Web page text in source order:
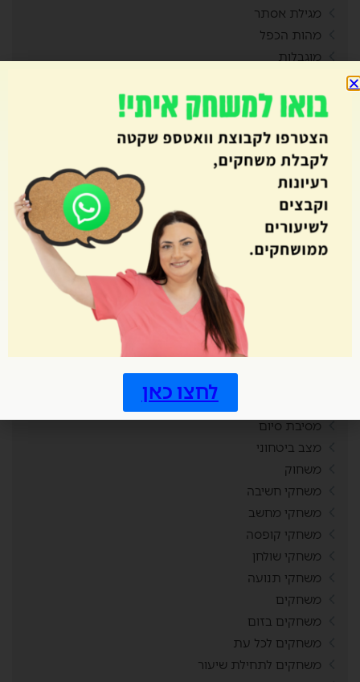
מגילת אסתר
מהות הכפל
מוגבלות
מחולל בינגו
מחולל דומינו
מחולל מבוך
מחולל מבוכים
מחולל סביבון
מחולל סולמות ונחשים
מחולל קובייה
מחולל קלפים
מחוללי משחקים
מיומנויות המאה ה21
מסיבת סיום
מצב ביטחוני
משחוק
משחקי חשיבה
משחקי מחשב
משחקי קופסה
משחקי שולחן
משחקי תנועה
משחקים
משחקים בזום
משחקים לכל עת
משחקים לתחילת שיעור
לחצו כאן